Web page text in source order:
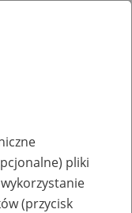
pliki
(przycisk